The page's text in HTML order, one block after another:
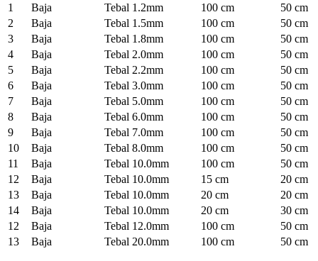
1
Baja Tebal 1.2mm 100 cm
50 cm
2
Baja Tebal 1.5mm 100 cm
50 cm
3
Baja Tebal 1.8mm 100 cm
50 cm
4
Baja Tebal 2.0mm 100 cm
50 cm
5
Baja Tebal 2.2mm 100 cm
50 cm
6
Baja Tebal 3.0mm 100 cm
50 cm
7
Baja Tebal 5.0mm 100 cm
50 cm
8
Baja Tebal 6.0mm 100 cm
50 cm
9
Baja Tebal 7.0mm 100 cm
50 cm
10
Baja Tebal 8.0mm 100 cm
50 cm
11
Baja Tebal 10.0mm 100 cm
50 cm
12
Baja Tebal 10.0mm 15 cm
20 cm
13
Baja Tebal 10.0mm 20 cm
20 cm
14
Baja Tebal 10.0mm 20 cm
30 cm
12
Baja Tebal 12.0mm 100 cm
50 cm
13
Baja Tebal 20.0mm 100 cm 50 cm